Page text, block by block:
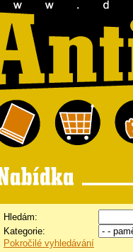
Hledám:
Kategorie:
Pokročilé vyhledávání